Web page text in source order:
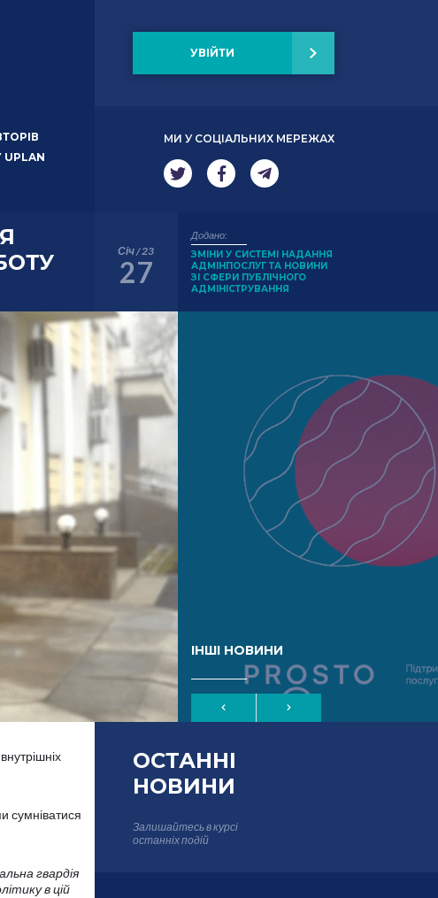
УВІЙТИ
МИ У СОЦІАЛЬНИХ МЕРЕЖАХ
Січ / 23
27
Додано:
ЗМІНИ У СИСТЕМІ НАДАННЯ
АДМІНПОСЛУГ ТА НОВИНИ
ЗІ СФЕРИ ПУБЛІЧНОГО
АДМІНІСТРУВАННЯ
ІНШІ НОВИНИ
сумніватися
гвардія
в цій
ОСТАННІ
НОВИНИ
Залишайтесь в курсі
останніх подій